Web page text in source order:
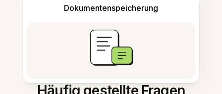
Dokumentenspeicherung
Häufig gestellte Fragen